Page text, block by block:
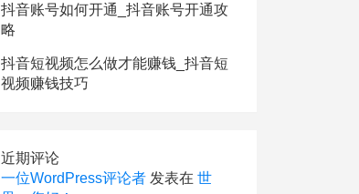
抖音账号如何开通_抖音账号开通攻
略
抖音短视频怎么做才能赚钱_抖音短
视频赚钱技巧
近期评论
一位WordPress评论者 发表在 世